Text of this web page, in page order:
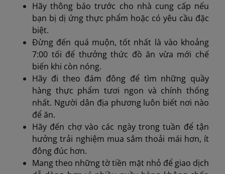
Hãy thông báo trước cho nhà cung cấp nếu
bạn bị dị ứng thực phẩm hoặc có yêu cầu đặc
biệt.
Đừng đến quá muộn, tốt nhất là vào khoảng
7:00 tối để thưởng thức đồ ăn vừa mới chế
biến khi còn nóng.
Hãy đi theo đám đông để tìm những quầy
hàng thực phẩm tươi ngon và chính thống
nhất. Người dân địa phương luôn biết nơi nào
để ăn.
Hãy đến chợ vào các ngày trong tuần để tận
hưởng trải nghiệm mua sắm thoải mái hơn, ít
đông đúc hơn.
Mang theo những tờ tiền mặt nhỏ để giao dịch